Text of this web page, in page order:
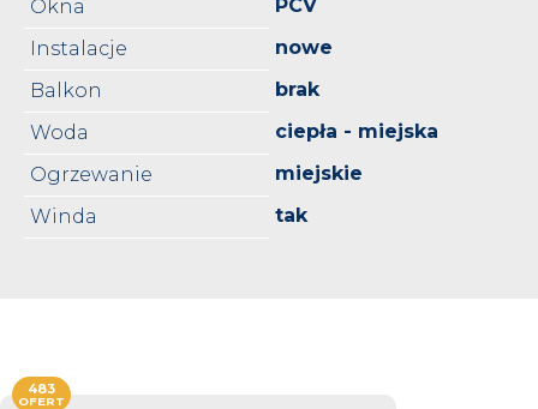
Okna
PCV
Instalacje
nowe
Balkon
brak
Woda
ciepła - miejska
Ogrzewanie
miejskie
Winda
tak
483
OFERT